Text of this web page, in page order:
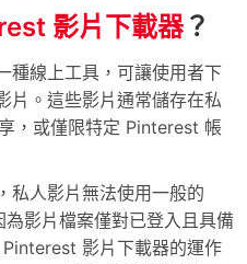
影片下載器 ？
種線上工具，可讓使用者下
片。這些影片通常儲存在私
，或僅限特定 Pinterest 帳
私人影片無法使用一般的
影片檔案僅對已登入且具備
影片下載器的運作